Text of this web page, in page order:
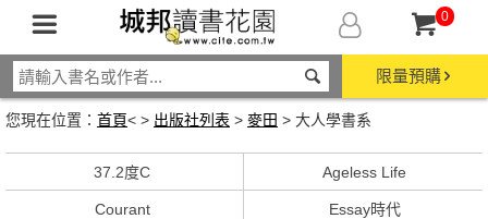
0
限量預購
您現在位置： 首頁< > 出版社列表 > 麥田 > 大人學書系
37.2度C Ageless Life
Courant Essay時代